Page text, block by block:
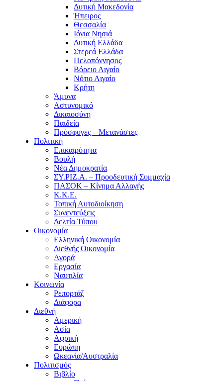
Δυτική Μακεδονία
Ήπειρος
Θεσσαλία
Ιόνια Νησιά
Δυτική Ελλάδα
Στερεά Ελλάδα
Πελοπόννησος
Βόρειο Αιγαίο
Νότιο Αιγαίο
Κρήτη
Άμυνα
Αστυνομικό
Δικαιοσύνη
Παιδεία
Πρόσφυγες – Μετανάστες
Πολιτική
Επικαιρότητα
Βουλή
Νέα Δημοκρατία
ΣΥ.ΡΙΖ.Α. – Προοδευτική Συμμαχία
ΠΑΣΟΚ – Κίνημα Αλλαγής
Κ.Κ.Ε.
Τοπική Αυτοδιοίκηση
Συνεντεύξεις
Δελτία Τύπου
Οικονομία
Ελληνική Οικονομία
Διεθνής Οικονομία
Αγορά
Εργασία
Ναυτιλία
Κοινωνία
Ρεπορτάζ
Διάφορα
Διεθνή
Αμερική
Ασία
Αφρική
Ευρώπη
Ωκεανία/Αυστραλία
Πολιτισμός
Βιβλίο